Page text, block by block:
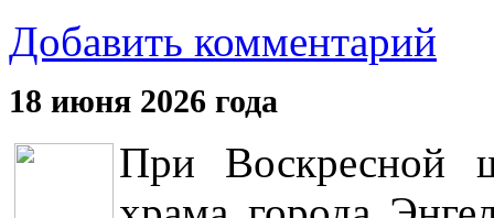
Добавить комментарий
18 июня 2026 года
При Воскресной